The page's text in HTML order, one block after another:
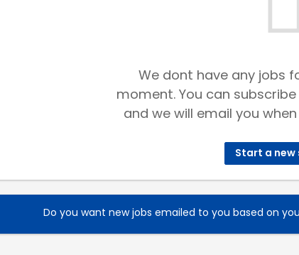
We dont have any jobs
moment. You can
and we will email you
Start a new
Do you want new jobs emailed to you based on